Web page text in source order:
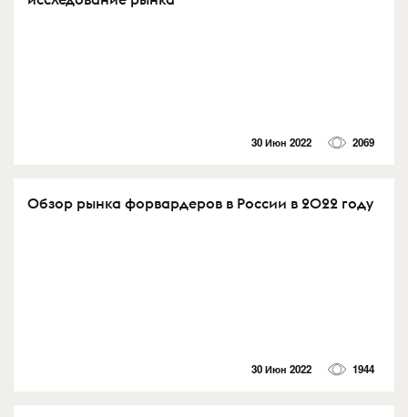
30 Июн 2022 2069
Обзор рынка форвардеров в России в 2022 году
30 Июн 2022 1944